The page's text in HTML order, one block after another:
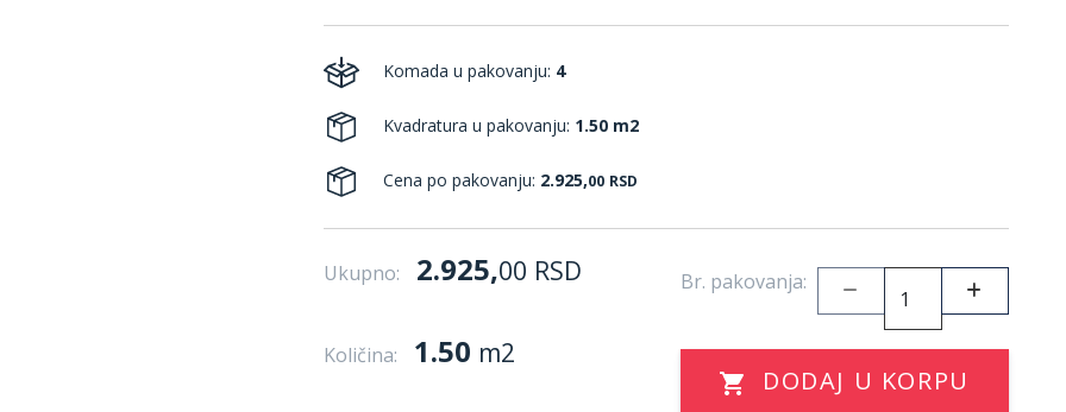
Komada u pakovanju: 4
Kvadratura u pakovanju: 1.50 m2
Cena po pakovanju: 2.925,00 RSD
Ukupno: 2.925,00 RSD Br. pakovanja:
Količina: 1.50 m2
DODAJ U KORPU